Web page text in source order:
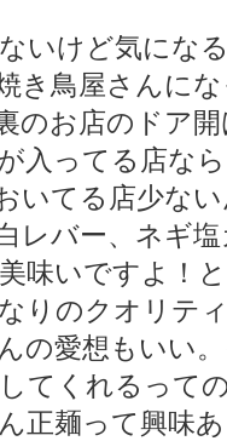
いけど気にな
き鳥屋さんに
のお店のドア
入ってる店な
いてる店少な
レバー、ネギ
味いですよ！
りのクオリテ
の愛想もいい
てくれるって
正麺って興味